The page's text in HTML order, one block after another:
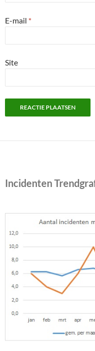
E-mail *
Site
Incidenten